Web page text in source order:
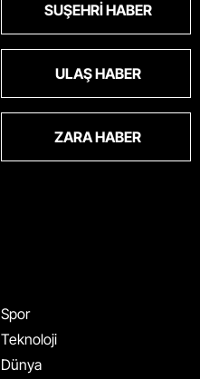
SUŞEHRI HABER
ULAŞ HABER
ZARA HABER
Spor
Teknoloji
Dünya